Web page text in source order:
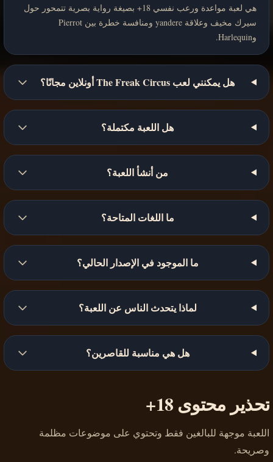
هي لعبة مواعدة ورعب نفسي 18+ بصيغة رواية بصرية تتمحور حول
سيرك مخيف وعلاقة yandere ومنافسة خطرة بين Pierrot
وHarlequin.
هل يمكنني لعب The Freak Circus أونلاين مجانًا؟
هل اللعبة مكتملة؟
من أنشأ اللعبة؟
ما اللغات المتاحة؟
ما الموجود في الإصدار الحالي؟
لماذا يتحدث الناس عن اللعبة؟
هل هي مناسبة للقاصرين؟
تحذير محتوى 18+
اللعبة موجهة للبالغين فقط وتحتوي على موضوعات مظلمة
وصريحة.